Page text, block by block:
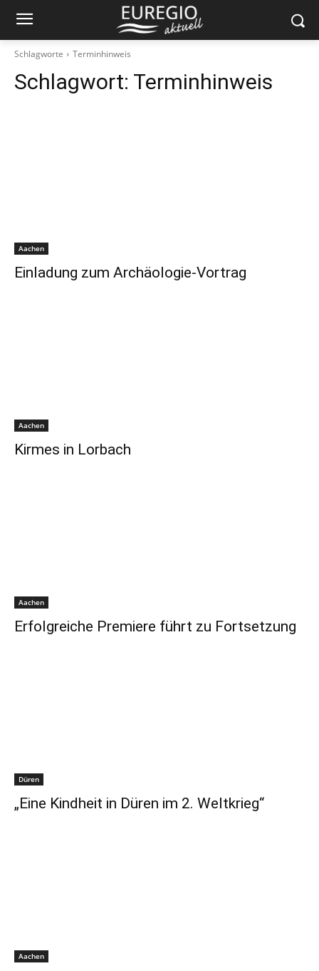
Schlagworte Terminhinweis
Schlagwort: Terminhinweis
Aachen
Einladung zum Archäologie-Vortrag
Aachen
Kirmes in Lorbach
Aachen
Erfolgreiche Premiere führt zu Fortsetzung
Düren
„Eine Kindheit in Düren im 2. Weltkrieg“
Aachen